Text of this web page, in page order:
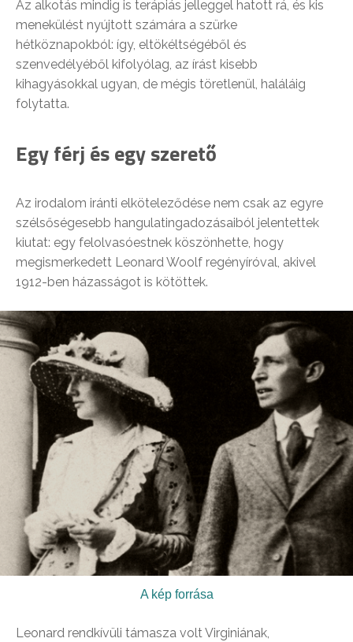
Az alkotás mindig is terápiás jelleggel hatott rá, és kis
menekülést nyújtott számára a szürke
hétköznapokból: így, eltökéltségéből és
szenvedélyéből kifolyólag, az írást kisebb
kihagyásokkal ugyan, de mégis töretlenül, haláláig
folytatta.
Egy férj és egy szerető
Az irodalom iránti elköteleződése nem csak az egyre
szélsőségesebb hangulatingadozásaiból jelentettek
kiutat: egy felolvasóestnek köszönhette, hogy
megismerkedett Leonard Woolf regényíróval, akivel
1912-ben házasságot is kötöttek.
A kép forrása
Leonard rendkívüli támasza volt Virginiának,